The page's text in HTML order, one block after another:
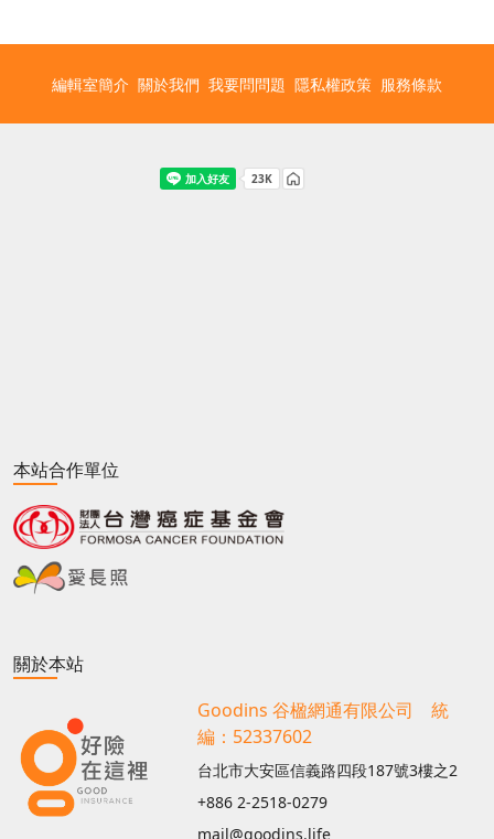
編輯室簡介 關於我們 我要問問題 隱私權政策 服務條款
本站合作單位
關於本站
Goodins 谷楹網通有限公司 統
編：52337602
台北市大安區信義路四段187號3樓之2
+886 2-2518-0279
mail@goodins.life